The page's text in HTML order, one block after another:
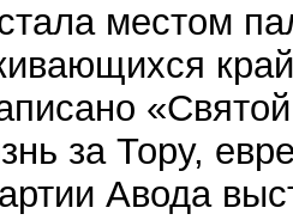
местом
за Тору,
Авода